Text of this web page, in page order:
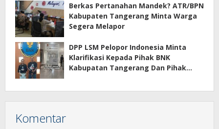
Berkas Pertanahan Mandek? ATR/BPN
Kabupaten Tangerang Minta Warga
Segera Melapor
DPP LSM Pelopor Indonesia Minta
Klarifikasi Kepada Pihak BNK
Kabupatan Tangerang Dan Pihak
Komentar